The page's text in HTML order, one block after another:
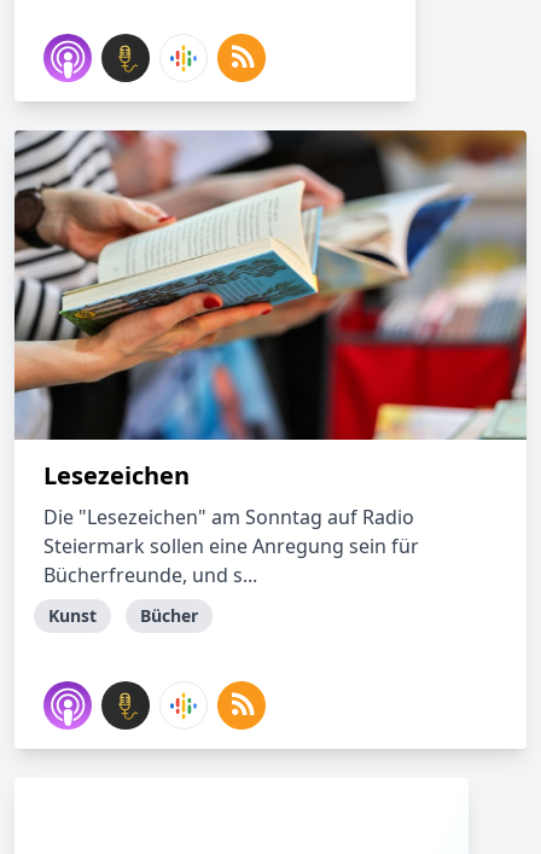
Lesezeichen
Die "Lesezeichen" am Sonntag auf Radio
Steiermark sollen eine Anregung sein für
Bücherfreunde, und s...
Kunst Bücher